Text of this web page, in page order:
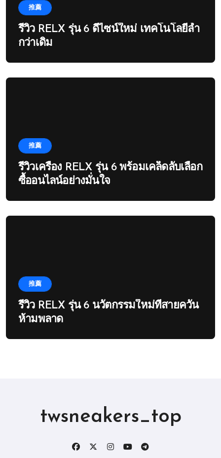
推薦
รีวิว RELX รุ่น 6 ดีไซน์ใหม่ เทคโนโลยีล้ำ
กว่าเดิม
推薦
รีวิวเครื่อง RELX รุ่น 6 พร้อมเคล็ดลับเลือก
ซื้ออนไลน์อย่างมั่นใจ
推薦
รีวิว RELX รุ่น 6 นวัตกรรมใหม่ที่สายควัน
ห้ามพลาด
twsneakers_top